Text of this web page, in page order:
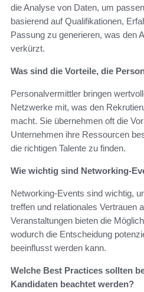
die Analyse von Daten, um
basierend auf Qualifikationen,
Passung zu generieren, was den
verkürzt.
Was sind die Vorteile, die
Personalvermittler bringen
Netzwerke mit, was den
macht. Sie übernehmen oft die
Unternehmen ihre Ressourcen
die richtigen Talente zu finden.
Wie wichtig sind Networking-
Networking-Events sind wichtig,
treffen und relationales Vertrauen
Veranstaltungen bieten die
wodurch die Entscheidung
beeinflusst werden kann.
Welche Best Practices sollten
Kandidaten beachtet werden?